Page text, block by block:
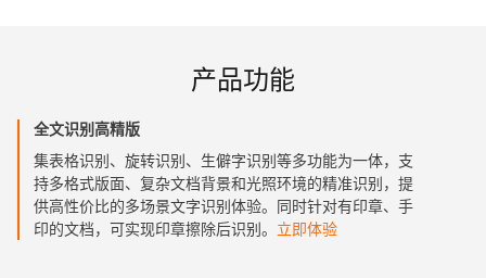
产品功能
全文识别高精版
集表格识别、旋转识别、生僻字识别等多功能为一体，支
持多格式版面、复杂文档背景和光照环境的精准识别，提
供高性价比的多场景文字识别体验。同时针对有印章、手
印的文档，可实现印章擦除后识别。 立即体验